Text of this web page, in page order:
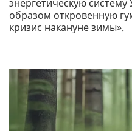
энергетическую
образом откровенную
кризис накануне зимы».